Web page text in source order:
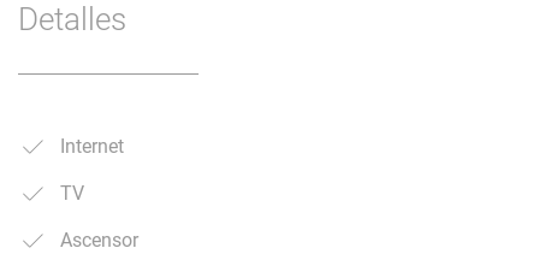
Detalles
Internet
TV
Ascensor